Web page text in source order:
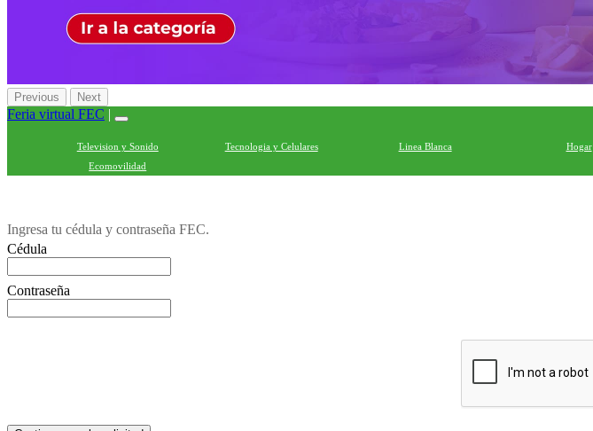
Previous Next
Feria virtual FEC |
Television y Sonido Tecnologia y Celulares Linea Blanca Hogar
Ecomovilidad
Ingresa tu cédula y contraseña FEC.
Cédula
Contraseña